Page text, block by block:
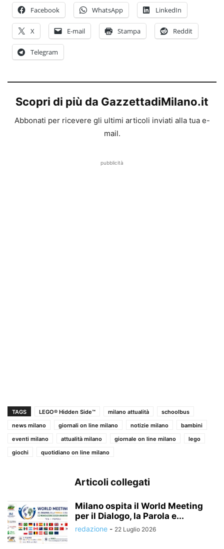
Facebook WhatsApp LinkedIn
X E-mail Stampa Reddit
Telegram
Scopri di più da GazzettadiMilano.it
Abbonati per ricevere gli ultimi articoli inviati alla tua e-
mail.
pubblicità
TAGS LEGO® Hidden Side™ milano attualità
schoolbus
news milano
giornali on line milano notizie milano
bambini
eventi milano
attualità milano giornale on line milano
lego
giochi
quotidiano on line milano
Articoli collegati
Milano ospita il World Meeting
per il Dialogo, la Parola e...
redazione - 22 Luglio 2026